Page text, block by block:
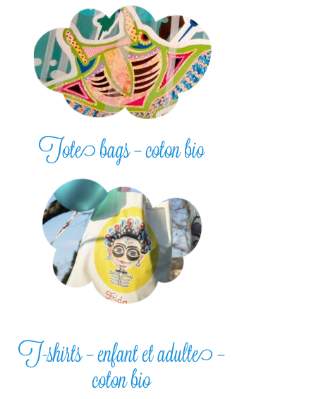
Tote bags – coton bio
T-shirts – enfant et adulte –
coton bio